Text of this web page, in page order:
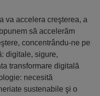
va accelera creşterea, a
să accelerăm
concentrându-ne pe
digitale, sigure,
transformare digitală
necesită
sustenabile şi o